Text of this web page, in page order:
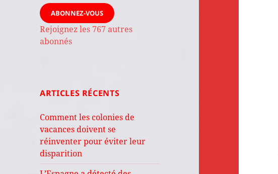
ABONNEZ-VOUS
Rejoignez les 767 autres
abonnés
ARTICLES RÉCENTS
Comment les colonies de
vacances doivent se
réinventer pour éviter leur
disparition